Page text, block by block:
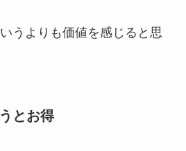
うよりも価値を感じると思
とお得